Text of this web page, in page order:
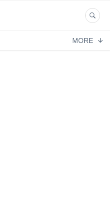
MORE